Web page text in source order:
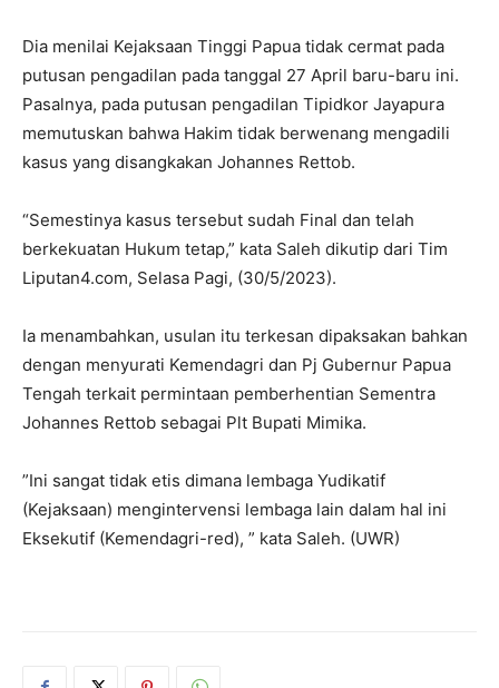
Dia menilai Kejaksaan Tinggi Papua tidak cermat pada
putusan pengadilan pada tanggal 27 April baru-baru ini.
Pasalnya, pada putusan pengadilan Tipidkor Jayapura
memutuskan bahwa Hakim tidak berwenang mengadili
kasus yang disangkakan Johannes Rettob.
“Semestinya kasus tersebut sudah Final dan telah
berkekuatan Hukum tetap,” kata Saleh dikutip dari Tim
Liputan4.com, Selasa Pagi, (30/5/2023).
Ia menambahkan, usulan itu terkesan dipaksakan bahkan
dengan menyurati Kemendagri dan Pj Gubernur Papua
Tengah terkait permintaan pemberhentian Sementra
Johannes Rettob sebagai Plt Bupati Mimika.
”Ini sangat tidak etis dimana lembaga Yudikatif
(Kejaksaan) mengintervensi lembaga lain dalam hal ini
Eksekutif (Kemendagri-red), ” kata Saleh. (UWR)